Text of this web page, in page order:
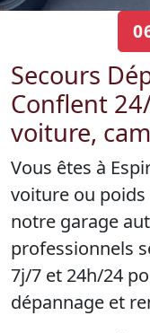
Secours
Conflent
voiture,
Vous êtes à
voiture ou poids
notre garage
professionnels
7j/7 et 24h/24
dépannage et